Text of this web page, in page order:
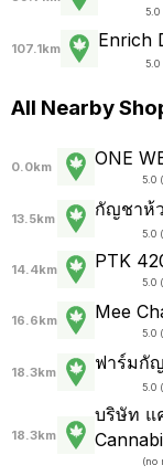
5.0
107.1km Enrich
5.0
All Nearby
0.0km ONE
5.0
13.5km กัญชาห้
5.0
14.4km PTK
5.0
16.6km Mee
5.0
18.3km ฟาร์มกั
5.0
18.3km
บริษัท แ
(no